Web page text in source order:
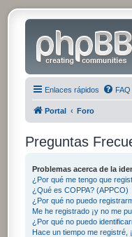
Enlaces rápidos FAQ
Portal Foro
Preguntas
Problemas acerca de la
¿Por qué me tengo que
¿Qué es COPPA? (APPCO)
¿Por qué no puedo
Me he registrado ¡y no me
¿Por qué no puedo
Hace un tiempo me registré,